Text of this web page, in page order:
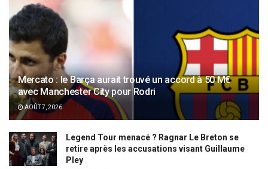
Mercato : le Barça aurait trouvé un accord à 50 M€
avec Manchester City pour Rodri
AOÛT 7, 2026
Legend Tour menacé ? Ragnar Le Breton se
retire après les accusations visant Guillaume
Pley